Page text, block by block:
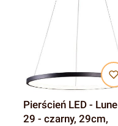
Pierścień LED - Lune
29 - czarny, 29cm,